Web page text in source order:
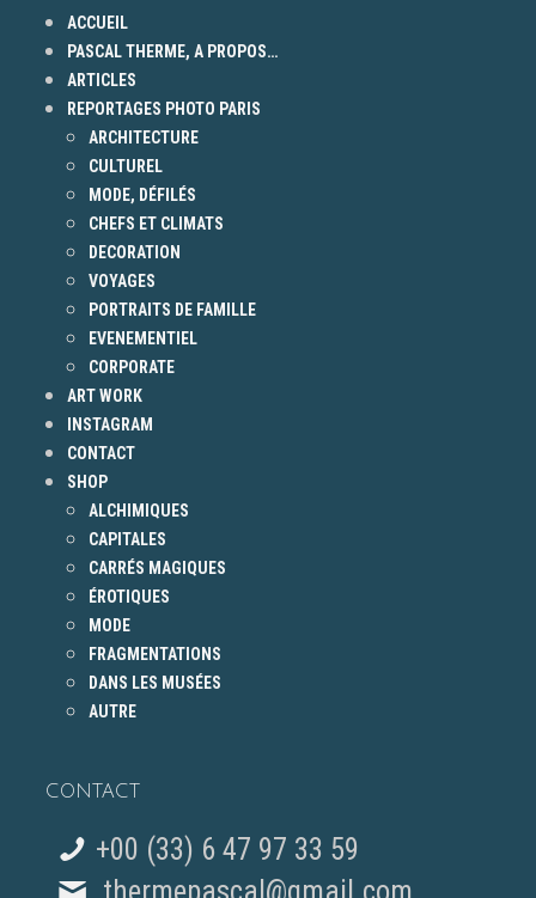
ACCUEIL
PASCAL THERME, A PROPOS…
ARTICLES
REPORTAGES PHOTO PARIS
ARCHITECTURE
CULTUREL
MODE, DÉFILÉS
CHEFS ET CLIMATS
DECORATION
VOYAGES
PORTRAITS DE FAMILLE
EVENEMENTIEL
CORPORATE
ART WORK
INSTAGRAM
CONTACT
SHOP
ALCHIMIQUES
CAPITALES
CARRÉS MAGIQUES
ÉROTIQUES
MODE
FRAGMENTATIONS
DANS LES MUSÉES
AUTRE
CONTACT
+00 (33) 6 47 97 33 59